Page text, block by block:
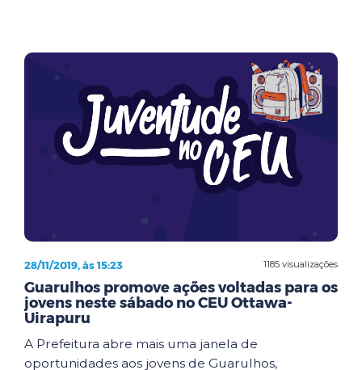
1185 visualizações
28/11/2019, às 15:23
Guarulhos promove ações voltadas para os
jovens neste sábado no CEU Ottawa-
Uirapuru
A Prefeitura abre mais uma janela de
oportunidades aos jovens de Guarulhos,